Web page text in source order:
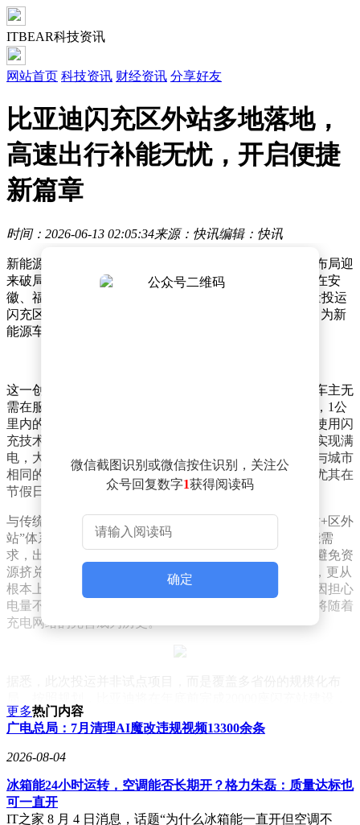
ITBEAR科技资讯
网站首页 科技资讯 财经资讯 分享好友
比亚迪闪充区外站多地落地，
高速出行补能无忧，开启便捷
新篇章
时间：2026-06-13 02:05:34来源：快讯编辑：快讯
新能源汽车长途出行补能难题，正随着比亚迪全新充电布局迎
来破局。依托第二代刀片电池与闪充技术，比亚迪宣布在安
徽、福建、广东等省份高速公路出口1公里范围内，批量投运
闪充区外站，构建起“服务区+出入口”双场景补能网络，为新
能源车主提供更灵活的充电选择。
这一创新模式直击传统充电痛点。当车辆电量告急时，车主无
需在服务区排队等待，可直接驶出高速至最近的闪充站，1公
里内的距离设计确保亏电车辆也能安全抵达。据测试，使用闪
充技术的新能源车最快5分钟即可补充足够续航，9分钟实现满
电，大幅缩短充电等待时间。更关键的是，区外站采用与城市
相同的充电服务费标准，既节省时间又降低出行成本，尤其在
节假日高速拥堵场景下，这一优势更为显著。
与传统服务区集中充电模式不同，比亚迪的“闪充高速站+区外
站”体系形成互补。服务区内站点满足短暂休整时的补能需
求，出入口外站点则作为应急保障，通过分散充电压力避免资
源挤兑。这种“双保险”设计不仅提升了充电设施利用率，更从
根本上缓解了节假日高速出行时的补能焦虑。过去车主因担心
电量不足不敢开空调、甚至不敢使用车载电器的困境，将随着
充电网络的完善成为历史。
形成覆盖全国主要高速公路的充电网络。这一规模意味着平均
每50公里高速公路就将配备闪充设施，真正实现“随行随充”。
规避了服务区土地资源紧张的瓶颈，同时利用高速公路出口的
天然分流作用，为新能源出行提供了更具弹性的解决方案。
从技术突破到模式创新，比亚迪正重新定义高速充电场景。当
微信截图识别或微信按住识别，关注公
众号回复数字1获得阅读码
确定
更多热门内容
广电总局：7月清理AI魔改违规视频13300余条
2026-08-04
冰箱能24小时运转，空调能否长期开？格力朱磊：质量达标也
可一直开
IT之家 8 月 4 日消息，话题“为什么冰箱能一直开但空调不